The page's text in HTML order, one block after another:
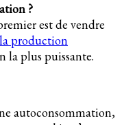
?
est de vendre
production
la plus puissante.
autoconsommation,